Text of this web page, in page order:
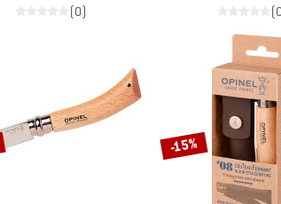
(0)
-15%